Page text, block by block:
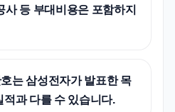
사 등 부대비용은 포함하지
는 삼성전자가 발표한 목
적과 다를 수 있습니다.